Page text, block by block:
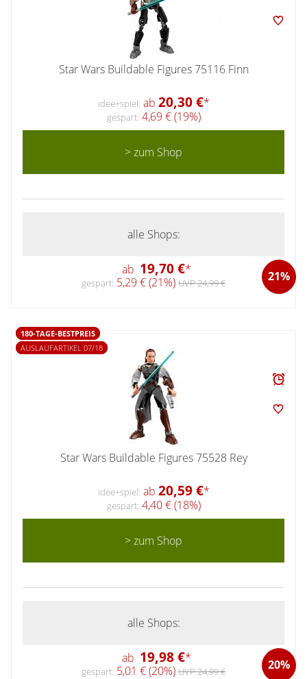
Star Wars Buildable Figures 75116 Finn
idee+spiel: ab 20,30 €*
gespart: 4,69 € (19%)
> zum Shop
alle Shops:
ab 19,70 €* 21%
gespart: 5,29 € (21%) UVP 24,99 €
180-TAGE-BESTPREIS
AUSLAUFARTIKEL 07/18
Star Wars Buildable Figures 75528 Rey
idee+spiel: ab 20,59 €*
gespart: 4,40 € (18%)
> zum Shop
alle Shops:
ab 19,98 €* 20%
gespart: 5,01 € (20%) UVP 24,99 €